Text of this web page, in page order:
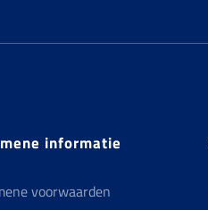
informatie
voorwaarden